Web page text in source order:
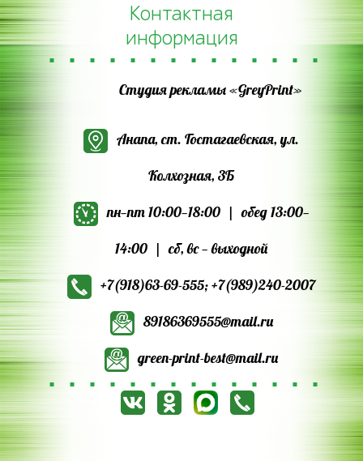
Контактная
информация